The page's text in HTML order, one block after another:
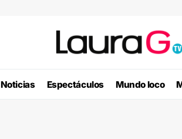
Noticias Espectáculos Mundo loco